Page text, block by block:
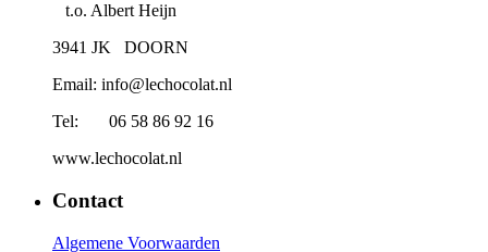
t.o. Albert Heijn
3941 JK DOORN
Email: info@lechocolat.nl
Tel: 06 58 86 92 16
www.lechocolat.nl
Contact
Algemene Voorwaarden